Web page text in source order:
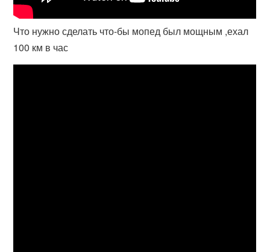
Что нужно сделать что-бы мопед был мощным ,ехал
100 км в час